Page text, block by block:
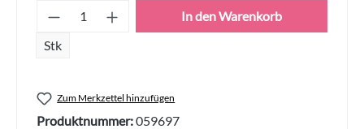
Produkt Anzahl: Gib den gewünschten
Stk
In den Warenkorb
Zum Merkzettel hinzufügen
Produktnummer:059697